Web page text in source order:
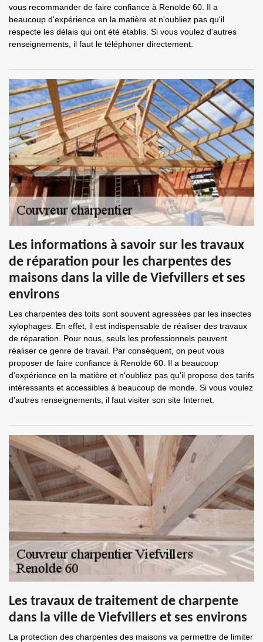
vous recommander de faire confiance à Renolde 60. Il a
beaucoup d'expérience en la matière et n'oubliez pas qu'il
respecte les délais qui ont été établis. Si vous voulez d'autres
renseignements, il faut le téléphoner directement.
Les informations à savoir sur les travaux
de réparation pour les charpentes des
maisons dans la ville de Viefvillers et ses
environs
Les charpentes des toits sont souvent agressées par les insectes
xylophages. En effet, il est indispensable de réaliser des travaux
de réparation. Pour nous, seuls les professionnels peuvent
réaliser ce genre de travail. Par conséquent, on peut vous
proposer de faire confiance à Renolde 60. Il a beaucoup
d'expérience en la matière et n'oubliez pas qu'il propose des tarifs
intéressants et accessibles à beaucoup de monde. Si vous voulez
d'autres renseignements, il faut visiter son site Internet.
Les travaux de traitement de charpente
dans la ville de Viefvillers et ses environs
La protection des charpentes des maisons va permettre de limiter